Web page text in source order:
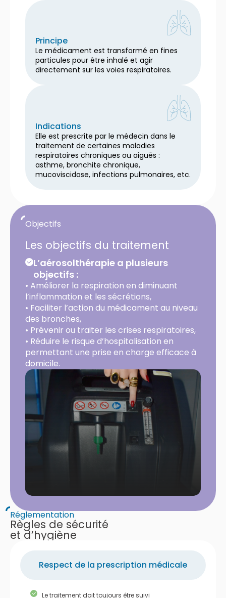
Principe
Le médicament est transformé en fines
particules pour être inhalé et agir
directement sur les voies respiratoires.
Indications
Elle est prescrite par le médecin dans le
traitement de certaines maladies
respiratoires chroniques ou aiguës :
asthme, bronchite chronique,
mucoviscidose, infections pulmonaires, etc.
Objectifs
Les objectifs du traitement
L’aérosolthérapie a plusieurs
objectifs :
• Améliorer la respiration en diminuant
l’inflammation et les sécrétions,
• Faciliter l’action du médicament au niveau
des bronches,
• Prévenir ou traiter les crises respiratoires,
• Réduire le risque d’hospitalisation en
permettant une prise en charge efficace à
domicile.
Réglementation
Règles de sécurité
et d’hygiène
Respect de la prescription médicale
Le traitement doit toujours être suivi